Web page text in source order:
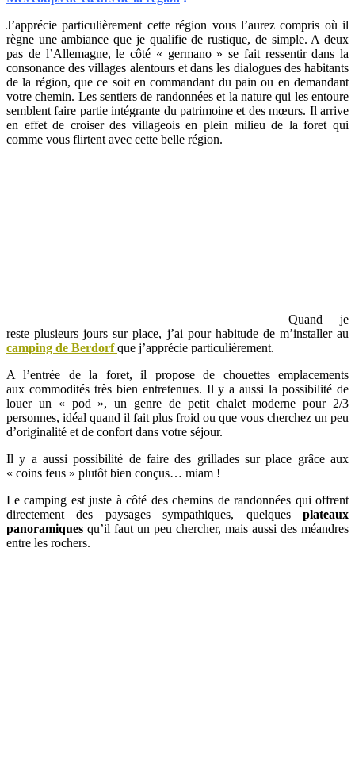
J’apprécie particulièrement cette région vous l’aurez compris où il
règne une ambiance que je qualifie de rustique, de simple. A deux
pas de l’Allemagne, le côté « germano » se fait ressentir dans la
consonance des villages alentours et dans les dialogues des habitants
de la région, que ce soit en commandant du pain ou en demandant
votre chemin. Les sentiers de randonnées et la nature qui les entoure
semblent faire partie intégrante du patrimoine et des mœurs. Il arrive
en effet de croiser des villageois en plein milieu de la foret qui
comme vous flirtent avec cette belle région.
Quand je
reste plusieurs jours sur place, j’ai pour habitude de m’installer au
camping de Berdorf que j’apprécie particulièrement.
A l’entrée de la foret, il propose de chouettes emplacements
aux commodités très bien entretenues. Il y a aussi la possibilité de
louer un « pod », un genre de petit chalet moderne pour 2/3
personnes, idéal quand il fait plus froid ou que vous cherchez un peu
d’originalité et de confort dans votre séjour.
Il y a aussi possibilité de faire des grillades sur place grâce aux
« coins feus » plutôt bien conçus… miam !
Le camping est juste à côté des chemins de randonnées qui offrent
directement des paysages sympathiques, quelques plateaux
panoramiques qu’il faut un peu chercher, mais aussi des méandres
entre les rochers.